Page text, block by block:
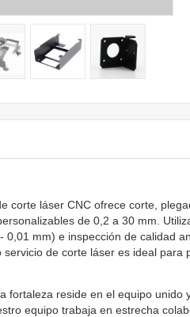
corte láser CNC ofrece corte,
de 0,2 a 30 mm.
0,01 mm) e inspección de calidad
de corte láser es ideal para
fortaleza reside en el equipo
equipo trabaja en estrecha